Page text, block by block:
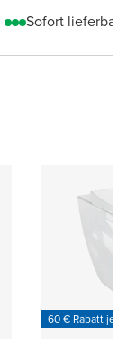
Sofort lieferbar
60 € Rabatt je